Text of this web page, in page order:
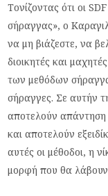
Τονίζοντας ότι οι
σήραγγας», ο
να μη βιάζεστε, να
διοικητές και
των μεθόδων
σήραγγες. Σε αυτήν
αποτελούν απάντηση
και αποτελούν
αυτές οι μέθοδοι, η
μορφή που θα λάβουν